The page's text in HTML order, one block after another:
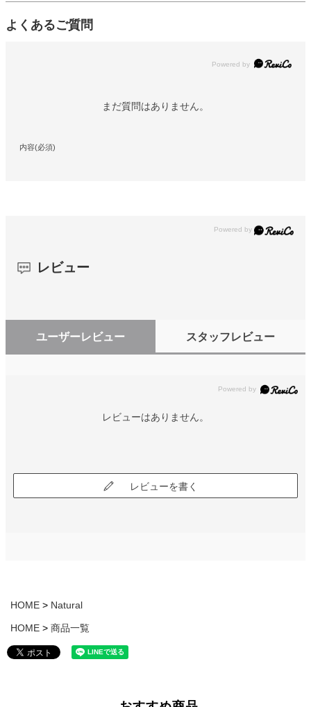
よくあるご質問
Powered by
まだ質問はありません。
内容(必須)
レビュー
ユーザーレビュー スタッフレビュー
レビューはありません。
レビューを書く
HOME Natural
HOME 商品一覧